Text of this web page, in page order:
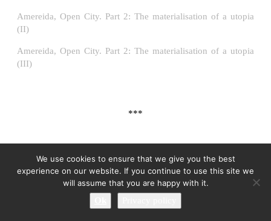
Amereida, Open City. Part 2: The materialisation of a utopia
(II)
Amereida, Open City. Part 2: The materialisation of a utopia
(III)
***
Germán Andrés Chacónis Architect by Higher Technical
School of Architecture of Alcalá (ETSAUAH) and Madrid
(ETSAM). Former student in Lisboa and Santiago de Chile,
We use cookies to ensure that we give you the best
experience on our website. If you continue to use this site we
will assume that you are happy with it.